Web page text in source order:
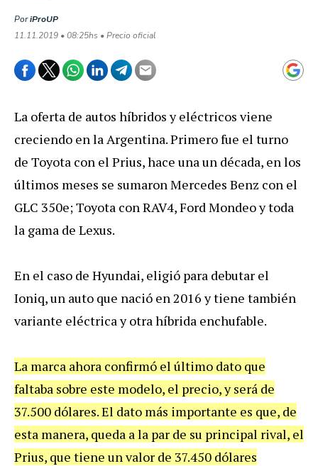
PoriProUP
11.11.2019 • 08:25hs • Precio oficial
La oferta de autos híbridos y eléctricos viene
creciendo en la Argentina. Primero fue el turno
de Toyota con el Prius, hace una un década, en los
últimos meses se sumaron Mercedes Benz con el
GLC 350e; Toyota con RAV4, Ford Mondeo y toda
la gama de Lexus.
En el caso de Hyundai, eligió para debutar el
Ioniq, un auto que nació en 2016 y tiene también
variante eléctrica y otra híbrida enchufable.
La marca ahora confirmó el último dato que
faltaba sobre este modelo, el precio, y será de
37.500 dólares. El dato más importante es que, de
esta manera, queda a la par de su principal rival, el
Prius, que tiene un valor de 37.450 dólares